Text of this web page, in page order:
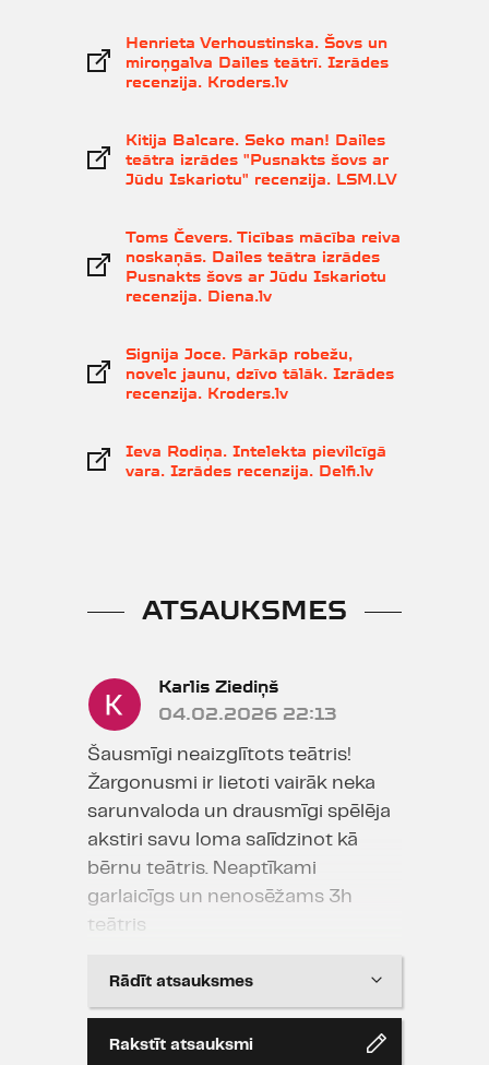
Henrieta Verhoustinska. Šovs un
miroņgalva Dailes teātrī. Izrādes
recenzija. Kroders.lv
Kitija Balcare. Seko man! Dailes
teātra izrādes "Pusnakts šovs ar
Jūdu Iskariotu" recenzija. LSM.LV
Toms Čevers. Ticības mācība reiva
noskaņās. Dailes teātra izrādes
Pusnakts šovs ar Jūdu Iskariotu
recenzija. Diena.lv
Signija Joce. Pārkāp robežu,
novelc jaunu, dzīvo tālāk. Izrādes
recenzija. Kroders.lv
Ieva Rodiņa. Intelekta pievilcīgā
vara. Izrādes recenzija. Delfi.lv
ATSAUKSMES
Karlis Ziediņš
04.02.2026 22:13
Šausmīgi neaizglītots teātris!
Žargonusmi ir lietoti vairāk neka
sarunvaloda un drausmīgi spēlēja
akstiri savu loma salīdzinot kā
bērnu teātris. Neaptīkami
garlaicīgs un nenosēžams 3h
teātris
Andzelika Zemite
02.10.2024 19:56
Rādīt atsauksmes
Rakstīt atsauksmi